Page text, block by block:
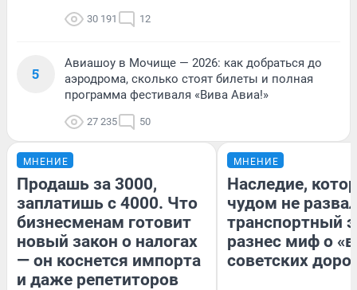
30 191 12
5
Авиашоу в Мочище — 2026: как добраться до
аэродрома, сколько стоят билеты и полная
программа фестиваля «Вива Авиа!»
27 235 50
МНЕНИЕ
Продашь за 3000,
заплатишь с 4000. Что
бизнесменам готовит
новый закон о налогах
— он коснется импорта
и даже репетиторов
МНЕНИЕ
Наследие,
чудом не
транспортный
разнес миф о
советских